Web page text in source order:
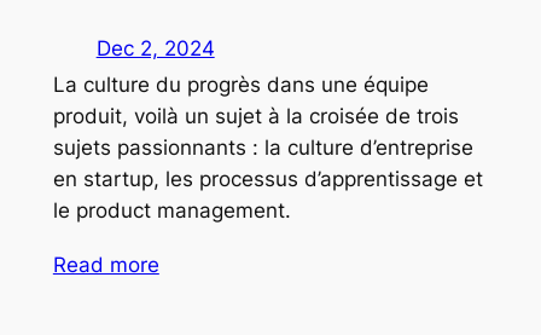
Dec 2, 2024
La culture du progrès dans une équipe
produit, voilà un sujet à la croisée de trois
sujets passionnants : la culture d’entreprise
en startup, les processus d’apprentissage et
le product management.
Read more